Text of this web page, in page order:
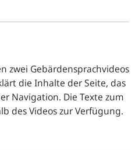
zwei Gebärdensprachvideos
die Inhalte der Seite, das
Navigation. Die Texte zum
des Videos zur Verfügung.